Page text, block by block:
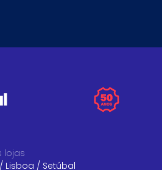
lojas
/ Lisboa / Setúbal